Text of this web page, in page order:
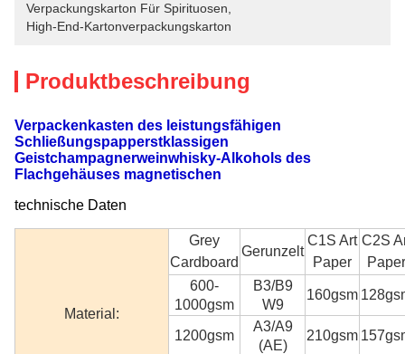
Verpackungskarton Für Spirituosen
High-End-Kartonverpackungskarton
Produktbeschreibung
Verpackenkasten des leistungsfähigen
Schließungspapperstklassigen
Geistchampagnerweinwhisky-Alkohols des
Flachgehäuses magnetischen
technische Daten
Material:
Grey
Cardboard
Gerunzelt
C1S Art
Paper
C2S
Paper
600-
1000gsm
B3/B9
W9
160gsm
1200gsm
A3/A9
(AE)
210gsm